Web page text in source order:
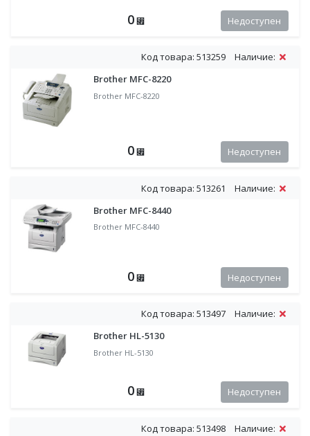
0 ⃏ Недоступен
Код товара: 513259
Наличие:
Brother MFC-8220
Brother MFC-8220
0 ⃏ Недоступен
Код товара: 513261
Наличие:
Brother MFC-8440
Brother MFC-8440
0 ⃏ Недоступен
Код товара: 513497
Наличие:
Brother HL-5130
Brother HL-5130
0 ⃏ Недоступен
Код товара: 513498
Наличие: